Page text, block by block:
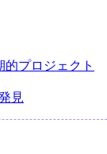
プロジェクト
見